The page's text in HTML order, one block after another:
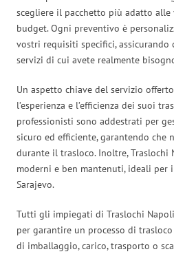
scegliere il pacchetto più adatto alle
budget. Ogni preventivo è
vostri requisiti specifici, assicurando
servizi di cui avete realmente
Un aspetto chiave del servizio
l’esperienza e l’efficienza dei suoi
professionisti sono addestrati per
sicuro ed efficiente, garantendo che
durante il trasloco. Inoltre, Traslochi
moderni e ben mantenuti, ideali
Sarajevo.
Tutti gli impiegati di Traslochi
per garantire un processo di
di imballaggio, carico, trasporto o